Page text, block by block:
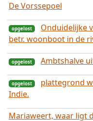
opgelost
opgelost
opgelost
De Vorssepoel
Onduidelijke
betr. woonboot in de
Ambtshalve
plattegrond
Indie.
Mariaweert, waar ligt